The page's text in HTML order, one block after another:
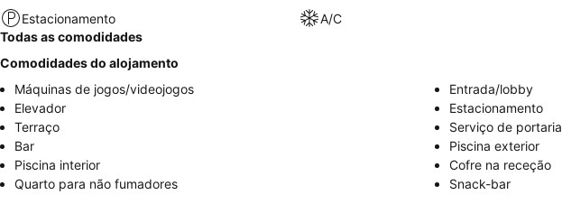
Estacionamento A/C
Todas as comodidades
Comodidades do alojamento
Máquinas de jogos/videojogos
Entrada/lobby
Elevador
Estacionamento
Terraço
Serviço de portaria
Bar
Piscina exterior
Piscina interior
Cofre na receção
Quarto para não fumadores
Snack-bar